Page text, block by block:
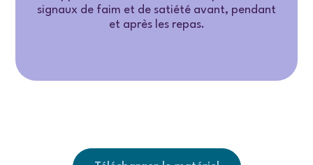
signaux de faim et de satiété avant, pendant
et après les repas.